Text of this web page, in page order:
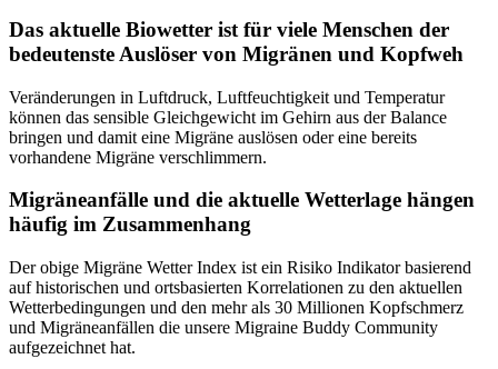
Das aktuelle Biowetter ist für viele Menschen der
bedeutenste Auslöser von Migränen und Kopfweh
Veränderungen in Luftdruck, Luftfeuchtigkeit und Temperatur
können das sensible Gleichgewicht im Gehirn aus der Balance
bringen und damit eine Migräne auslösen oder eine bereits
vorhandene Migräne verschlimmern.
Migräneanfälle und die aktuelle Wetterlage hängen
häufig im Zusammenhang
Der obige Migräne Wetter Index ist ein Risiko Indikator basierend
auf historischen und ortsbasierten Korrelationen zu den aktuellen
Wetterbedingungen und den mehr als 30 Millionen Kopfschmerz
und Migräneanfällen die unsere Migraine Buddy Community
aufgezeichnet hat.